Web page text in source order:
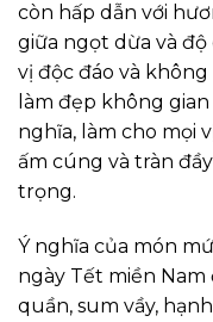
còn hấp dẫn với
giữa ngọt dừa và
vị độc đáo và
làm đẹp không
nghĩa, làm cho mọi
ấm cúng và tràn
trọng.
Ý nghĩa của món
ngày Tết miền
quần, sum vầy,